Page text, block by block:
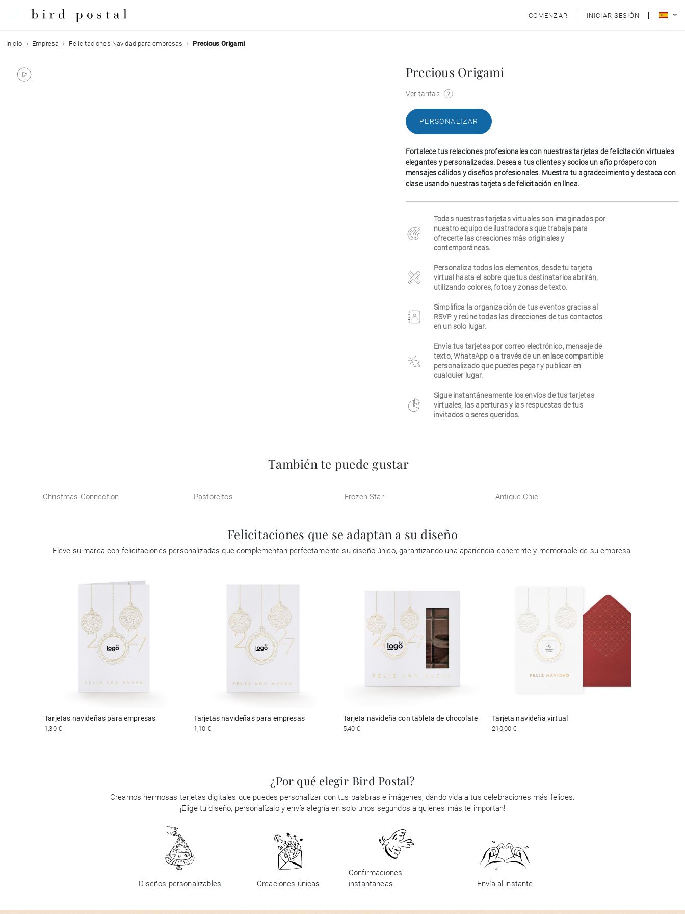
COMENZAR INICIAR SESIÓN
Boda
Nacimiento
Inicio Empresa Felicitaciones Navidad para empresas Precious Origami
Precious Origami
Ver tarifas
PERSONALIZAR
Fortalece tus relaciones profesionales con nuestras tarjetas de felicitación virtuales
elegantes y personalizadas. Desea a tus clientes y socios un año próspero con
mensajes cálidos y diseños profesionales. Muestra tu agradecimiento y destaca con
clase usando nuestras tarjetas de felicitación en línea.
Todas nuestras tarjetas virtuales son imaginadas por
nuestro equipo de ilustradoras que trabaja para
ofrecerte las creaciones más originales y
contemporáneas.
Personaliza todos los elementos, desde tu tarjeta
virtual hasta el sobre que tus destinatarios abrirán,
utilizando colores, fotos y zonas de texto.
Simplifica la organización de tus eventos gracias al
RSVP y reúne todas las direcciones de tus contactos
en un solo lugar.
Envía tus tarjetas por correo electrónico, mensaje de
texto, WhatsApp o a través de un enlace compartible
personalizado que puedes pegar y publicar en
cualquier lugar.
Sigue instantáneamente los envíos de tus tarjetas
virtuales, las aperturas y las respuestas de tus
invitados o seres queridos.
También te puede gustar
Christmas Connection Pastorcitos Frozen Star Antique Chic
Felicitaciones que se adaptan a su diseño
Eleve su marca con felicitaciones personalizadas que complementan perfectamente su diseño único, garantizando una apariencia coherente y memorable de su empresa.
Tarjetas navideñas para empresas
1,30 €
Tarjetas navideñas para empresas
1,10 €
Tarjeta navideña con tableta de chocolate
5,40 €
Tarjeta navideña virtual
210,00 €
¿Por qué elegir Bird Postal?
Creamos hermosas tarjetas digitales que puedes personalizar con tus palabras e imágenes, dando vida a tus celebraciones más felices.
¡Elige tu diseño, personalízalo y envía alegría en solo unos segundos a quienes más te importan!
Diseños personalizables Creaciones únicas
Confirmaciones
instantaneas
Envía al instante